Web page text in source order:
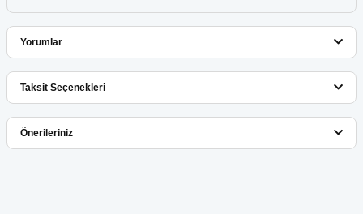
Yorumlar
Bu ürüne ilk yorumu siz yapın!
Taksit Seçenekleri
Önerileriniz